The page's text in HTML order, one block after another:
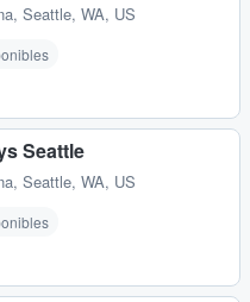
, Seattle, WA, US
Seattle
, Seattle, WA, US